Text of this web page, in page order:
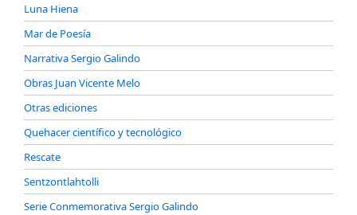
Luna Hiena
Mar de Poesía
Narrativa Sergio Galindo
Obras Juan Vicente Melo
Otras ediciones
Quehacer científico y tecnológico
Rescate
Sentzontlahtolli
Serie Conmemorativa Sergio Galindo